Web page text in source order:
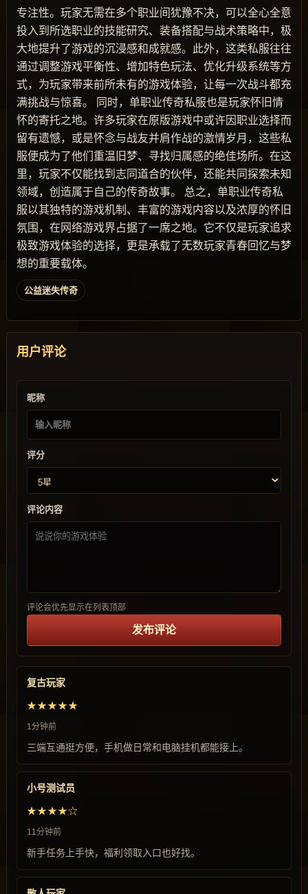
专注性。玩家无需在多个职业间犹豫不决，可以全心全意
投入到所选职业的技能研究、装备搭配与战术策略中，极
大地提升了游戏的沉浸感和成就感。此外，这类私服往往
通过调整游戏平衡性、增加特色玩法、优化升级系统等方
式，为玩家带来前所未有的游戏体验，让每一次战斗都充
满挑战与惊喜。 同时，单职业传奇私服也是玩家怀旧情
怀的寄托之地。许多玩家在原版游戏中或许因职业选择而
留有遗憾，或是怀念与战友并肩作战的激情岁月，这些私
服便成为了他们重温旧梦、寻找归属感的绝佳场所。在这
里，玩家不仅能找到志同道合的伙伴，还能共同探索未知
领域，创造属于自己的传奇故事。 总之，单职业传奇私
服以其独特的游戏机制、丰富的游戏内容以及浓厚的怀旧
氛围，在网络游戏界占据了一席之地。它不仅是玩家追求
极致游戏体验的选择，更是承载了无数玩家青春回忆与梦
想的重要载体。
公益迷失传奇
用户评论
昵称
评分
评论内容
评论会优先显示在列表顶部
发布评论
复古玩家
★★★★★
1分钟前
三端互通挺方便，手机做日常和电脑挂机都能接上。
小号测试员
★★★★☆
11分钟前
新手任务上手快，福利领取入口也好找。